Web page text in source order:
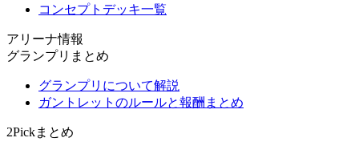
コンセプトデッキ一覧
アリーナ情報
グランプリまとめ
グランプリについて解説
ガントレットのルールと報酬まとめ
2Pickまとめ